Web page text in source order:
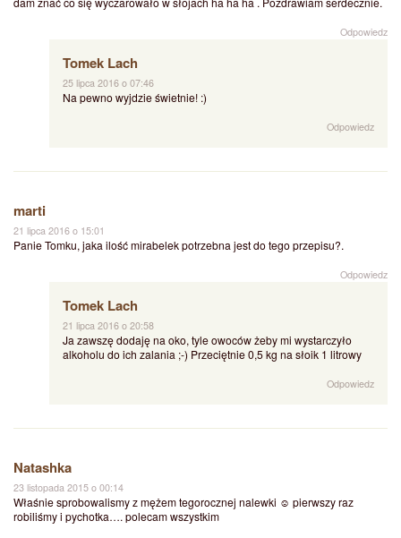
Odpowiedz
Tomek Lach
25 lipca 2016 o 07:46
Na pewno wyjdzie świetnie! :)
Odpowiedz
marti
21 lipca 2016 o 15:01
Panie Tomku, jaka ilość mirabelek potrzebna jest do tego przepisu?.
Odpowiedz
Tomek Lach
21 lipca 2016 o 20:58
Ja zawszę dodaję na oko, tyle owoców żeby mi wystarczyło
alkoholu do ich zalania ;-) Przeciętnie 0,5 kg na słoik 1 litrowy
Odpowiedz
Natashka
23 listopada 2015 o 00:14
Właśnie sprobowalismy z mężem tegorocznej nalewki ☺ pierwszy raz
robiliśmy i pychotka…. polecam wszystkim